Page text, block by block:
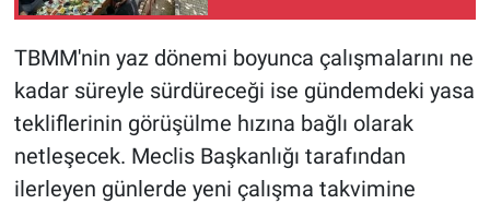
TBMM'nin yaz dönemi boyunca çalışmalarını ne
kadar süreyle sürdüreceği ise gündemdeki yasa
tekliflerinin görüşülme hızına bağlı olarak
netleşecek. Meclis Başkanlığı tarafından
ilerleyen günlerde yeni çalışma takvimine